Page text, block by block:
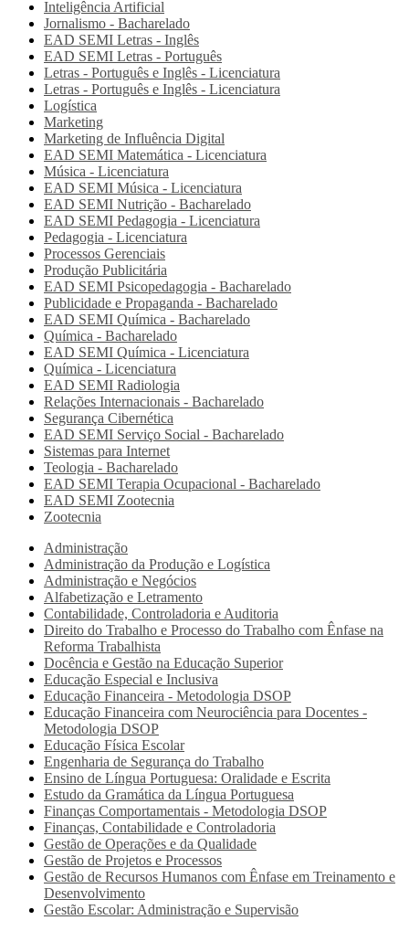
Inteligência Artificial
Jornalismo - Bacharelado
EAD SEMI Letras - Inglês
EAD SEMI Letras - Português
Letras - Português e Inglês - Licenciatura
Letras - Português e Inglês - Licenciatura
Logística
Marketing
Marketing de Influência Digital
EAD SEMI Matemática - Licenciatura
Música - Licenciatura
EAD SEMI Música - Licenciatura
EAD SEMI Nutrição - Bacharelado
EAD SEMI Pedagogia - Licenciatura
Pedagogia - Licenciatura
Processos Gerenciais
Produção Publicitária
EAD SEMI Psicopedagogia - Bacharelado
Publicidade e Propaganda - Bacharelado
EAD SEMI Química - Bacharelado
Química - Bacharelado
EAD SEMI Química - Licenciatura
Química - Licenciatura
EAD SEMI Radiologia
Relações Internacionais - Bacharelado
Segurança Cibernética
EAD SEMI Serviço Social - Bacharelado
Sistemas para Internet
Teologia - Bacharelado
EAD SEMI Terapia Ocupacional - Bacharelado
EAD SEMI Zootecnia
Zootecnia
Administração
Administração da Produção e Logística
Administração e Negócios
Alfabetização e Letramento
Contabilidade, Controladoria e Auditoria
Direito do Trabalho e Processo do Trabalho com Ênfase na
Reforma Trabalhista
Docência e Gestão na Educação Superior
Educação Especial e Inclusiva
Educação Financeira - Metodologia DSOP
Educação Financeira com Neurociência para Docentes -
Metodologia DSOP
Educação Física Escolar
Engenharia de Segurança do Trabalho
Ensino de Língua Portuguesa: Oralidade e Escrita
Estudo da Gramática da Língua Portuguesa
Finanças Comportamentais - Metodologia DSOP
Finanças, Contabilidade e Controladoria
Gestão de Operações e da Qualidade
Gestão de Projetos e Processos
Gestão de Recursos Humanos com Ênfase em Treinamento e
Desenvolvimento
Gestão Escolar: Administração e Supervisão